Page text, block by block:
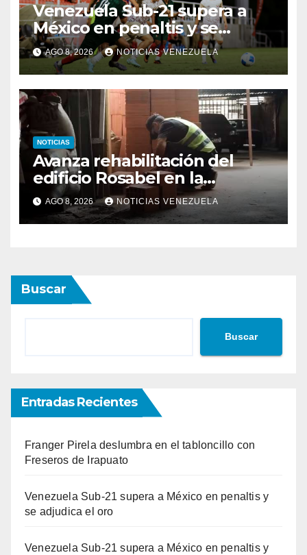
Venezuela Sub-21 supera a
México en penaltis y se
adjudica el oro
AGO 8, 2026 NOTICIAS VENEZUELA
NOTICIAS
Avanza rehabilitación del
edificio Rosabel en la
parroquia San José de
Caracas
AGO 8, 2026 NOTICIAS VENEZUELA
Buscar
Buscar
Entradas Recientes
Franger Pirela deslumbra en el tabloncillo con
Freseros de Irapuato
Venezuela Sub-21 supera a México en penaltis y
se adjudica el oro
Venezuela Sub-21 supera a México en penaltis y